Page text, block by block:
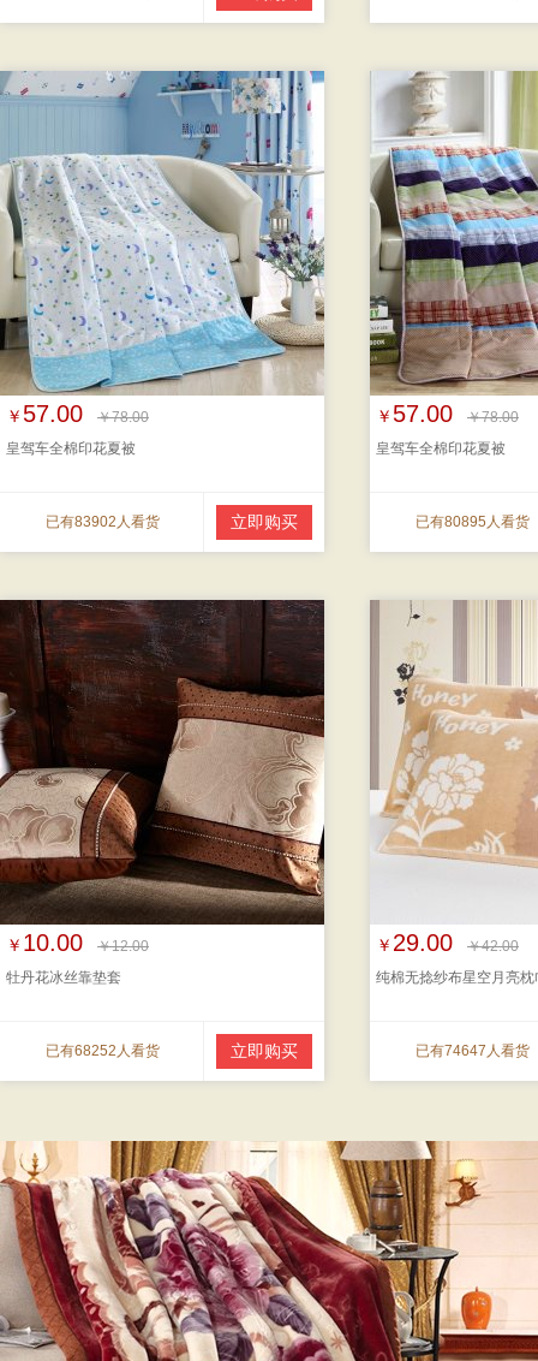
￥ 57.00
￥78.00
皇驾车全棉印花夏被
已有83902人看货 立即购买
￥ 57.00
￥78.00
皇驾车全棉印花夏被
已有80895人看货
￥ 10.00
￥12.00
牡丹花冰丝靠垫套
已有68252人看货 立即购买
￥ 29.00
￥42.00
纯棉无捻纱布星空月亮枕
已有74647人看货